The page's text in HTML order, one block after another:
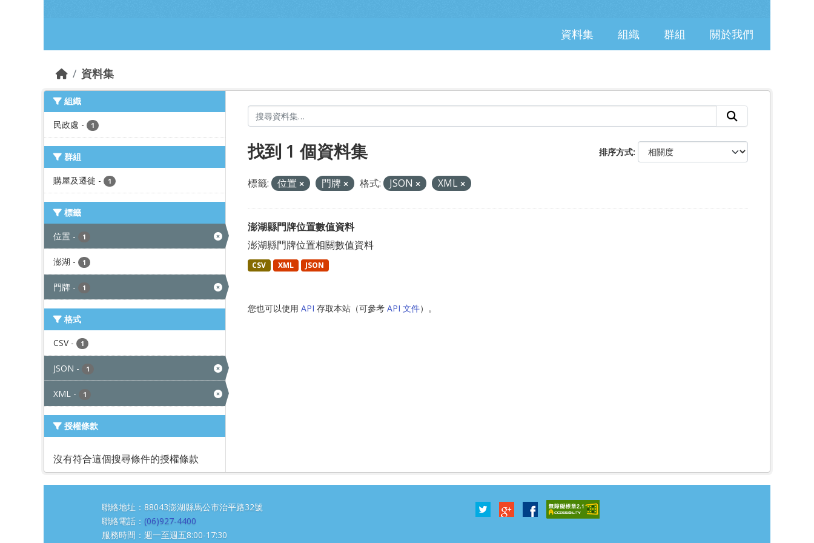
資料集 組織 群組 關於我們
資料集
組織
民政處 - 1
群組
購屋及遷徙 - 1
標籤
位置 - 1
澎湖 - 1
門牌 - 1
格式
CSV - 1
JSON - 1
XML - 1
授權條款
沒有符合這個搜尋條件的授權條款
排序方式
找到 1 個資料集
標籤: 位置 門牌 格式: JSON XML
澎湖縣門牌位置數值資料
澎湖縣門牌位置相關數值資料
CSV XML JSON
您也可以使用 API 存取本站（可參考 API 文件）。
聯絡地址：88043澎湖縣馬公市治平路32號
聯絡電話： (06)927-4400
服務時間：週一至週五8:00-17:30